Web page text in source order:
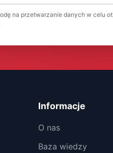
na przetwarzanie danych w celu
Informacje
O nas
Baza wiedzy